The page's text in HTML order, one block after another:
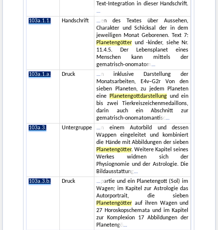
Text-Integration in dieser Handschrift.
103a.1.1. Handschrift
en des Textes über Aussehen,
Charakter und Schicksal der in dem
jeweiligen Monat Geborenen. Text 7:
Planetengötter und -kinder, siehe Nr.
11.4.5. Der Lebensplanet eines
Menschen kann mittels der
gematrisch-onomatom
103a.1.a.
Druck
n inklusive Darstellung der
Monatsarbeiten, E4v–G2r Von den
sieben Planeten, zu jedem Planeten
eine
Planetengottdarstellungund ein
bis zwei Tierkreiszeichenmedaillons,
darin auch ein Abschnitt zur
gematrisch-onomatomantisc
103a.3.
Untergruppe
n einem Autorbild und dessen
Wappen eingeleitet und kombiniert
die Hände mit Abbildungen der sieben
Planetengötter. Weitere Kapitel seines
Werkes widmen sich der
Physiognomie und der Astrologie. Die
Bildausstattung
103a.3.b.
Druck
partie und ein Planetengott (Sol) im
Wagen; im Kapitel zur Astrologie das
Autorportrait, die sieben
Planetengötter auf ihren Wagen und
27 Horoskopschemata und im Kapitel
zur Komplexion 17 Abbildungen der
Planetengö